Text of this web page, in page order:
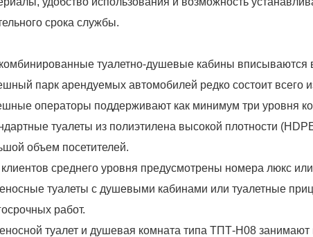
срока службы.
туалетно-душевые кабины
парк арендуемых автомобилей редко состоит всего
операторы поддерживают как минимум три уровня
туалеты из полиэтилена высокой плотности
объем посетителей.
среднего уровня предусмотрены номера люкс
туалеты с душевыми кабинами или туалетные
работ.
туалет и душевая комната типа ТПТ-H08